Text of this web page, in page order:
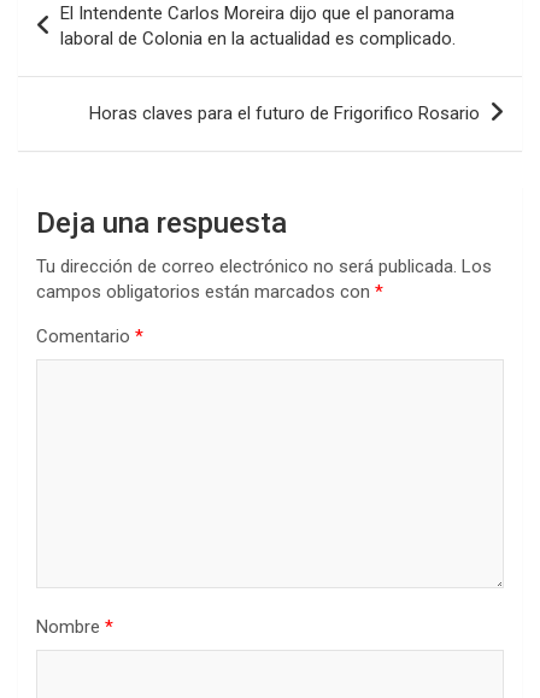
o
o
k
A
p
p
n
ar
tir
de
entradas
El Intendente Carlos Moreira dijo que el panorama
laboral de Colonia en la actualidad es complicado.
Horas claves para el futuro de Frigorifico Rosario
Deja una respuesta
Tu dirección de correo electrónico no será publicada. Los
campos obligatorios están marcados con *
Comentario *
Nombre *